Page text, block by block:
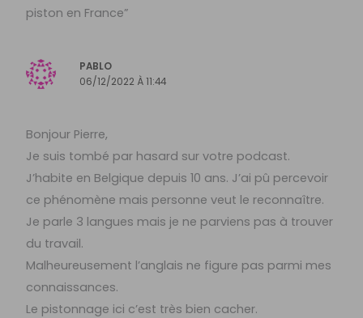
piston en France”
PABLO
06/12/2022 À 11:44
Bonjour Pierre,
Je suis tombé par hasard sur votre podcast.
J’habite en Belgique depuis 10 ans. J’ai pû percevoir
ce phénomène mais personne veut le reconnaître.
Je parle 3 langues mais je ne parviens pas à trouver
du travail.
Malheureusement l’anglais ne figure pas parmi mes
connaissances.
Le pistonnage ici c’est très bien cacher.